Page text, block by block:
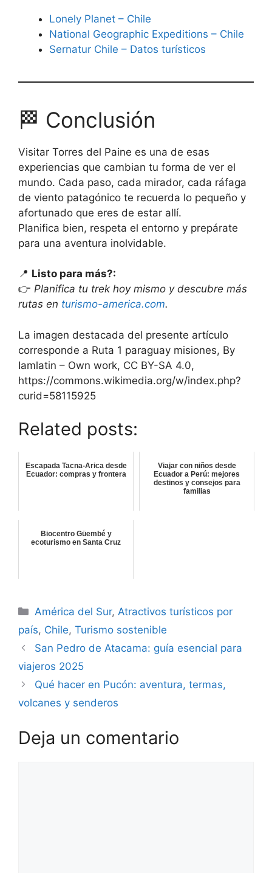
Lonely Planet – Chile
National Geographic Expeditions – Chile
Sernatur Chile – Datos turísticos
🏁 Conclusión
Visitar Torres del Paine es una de esas
experiencias que cambian tu forma de ver el
mundo. Cada paso, cada mirador, cada ráfaga
de viento patagónico te recuerda lo pequeño y
afortunado que eres de estar allí.
Planifica bien, respeta el entorno y prepárate
para una aventura inolvidable.
📍 Listo para más?:
👉 Planifica tu trek hoy mismo y descubre más
rutas en turismo-america.com.
La imagen destacada del presente artículo
corresponde a Ruta 1 paraguay misiones, By
Iamlatin – Own work, CC BY-SA 4.0,
https://commons.wikimedia.org/w/index.php?
curid=58115925
Related posts:
Escapada Tacna-Arica desde
Ecuador: compras y frontera
Viajar con niños desde
Ecuador a Perú: mejores
destinos y consejos para
familias
Biocentro Güembé y
ecoturismo en Santa Cruz
Categorías
América del Sur,Atractivos turísticos por
país, Chile, Turismo sostenible
San Pedro de Atacama: guía esencial para
viajeros 2025
Qué hacer en Pucón: aventura, termas,
volcanes y senderos
Deja un comentario